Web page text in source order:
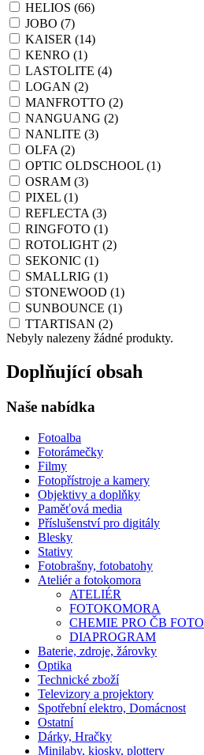
HELIOS (66)
JOBO (7)
KAISER (14)
KENRO (1)
LASTOLITE (4)
LOGAN (2)
MANFROTTO (2)
NANGUANG (2)
NANLITE (3)
OLFA(2)
OPTIC OLDSCHOOL (1)
OSRAM (3)
PIXEL (1)
REFLECTA(3)
RINGFOTO (1)
ROTOLIGHT (2)
SEKONIC (1)
SMALLRIG (1)
STONEWOOD (1)
SUNBOUNCE (1)
TTARTISAN (2)
Nebyly nalezeny žádné produkty.
Doplňující obsah
Naše nabídka
Fotoalba
Fotorámečky
Filmy
Fotopřístroje a kamery
Objektivy a doplňky
Paměťová media
Příslušenství pro digitály
Blesky
Stativy
Fotobrašny, fotobatohy
Ateliér a fotokomora
ATELIÉR
FOTOKOMORA
CHEMIE PRO ČB FOTO
DIAPROGRAM
Baterie, zdroje, žárovky
Optika
Technické zboží
Televizory a projektory
Spotřební elektro, Domácnost
Ostatní
Dárky, Hračky
Minilaby, kiosky, plottery